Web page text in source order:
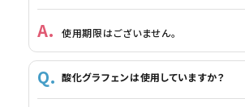
使用期限はございません。
酸化グラフェンは使用していますか？